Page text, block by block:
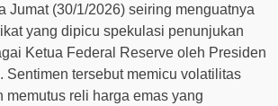
Jumat (30/1/2026) seiring menguatnya
yang dipicu spekulasi penunjukan
Ketua Federal Reserve oleh Presiden
Sentimen tersebut memicu volatilitas
memutus reli harga emas yang